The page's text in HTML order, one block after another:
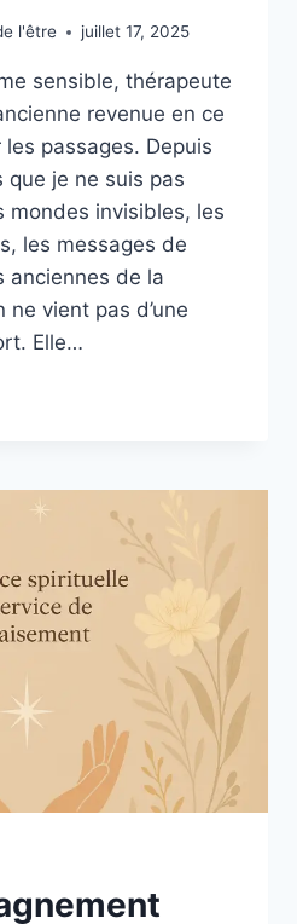
l'être juillet 17, 2025
sensible, thérapeute
revenue en ce
passages. Depuis
que je ne suis pas
mondes invisibles, les
les messages de
anciennes de la
ne vient pas d’une
Elle…